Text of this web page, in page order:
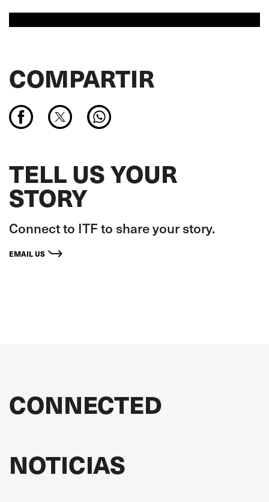
COMPARTIR
TELL US YOUR
STORY
Connect to ITF to share your story.
EMAIL US
CONNECTED
NOTICIAS